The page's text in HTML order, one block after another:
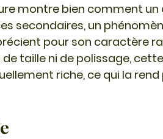
montre bien comment
secondaires, un
pour son caractère
de taille ni de polissage,
riche, ce qui la rend